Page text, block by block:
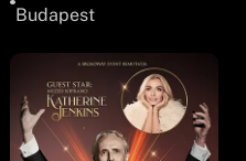
Budapest